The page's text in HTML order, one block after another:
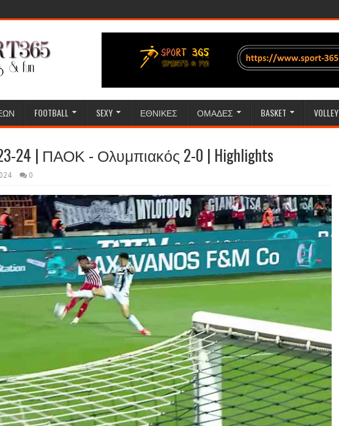
FOOTBALL SEXY ΕΘΝΙΚΕΣ ΟΜΑΔΕΣ BASKET VOLLEY
24 | ΠΑΟΚ - Ολυμπιακός 2-0 | Highlights
0